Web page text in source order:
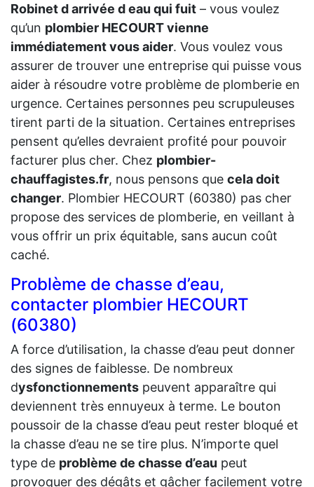
Robinet d arrivée d eau qui fuit – vous voulez
qu’un plombier HECOURT vienne
immédiatement vous aider. Vous voulez vous
assurer de trouver une entreprise qui puisse vous
aider à résoudre votre problème de plomberie en
urgence. Certaines personnes peu scrupuleuses
tirent parti de la situation. Certaines entreprises
pensent qu’elles devraient profité pour pouvoir
facturer plus cher. Chez plombier-
chauffagistes.fr, nous pensons que cela doit
changer. Plombier HECOURT (60380) pas cher
propose des services de plomberie, en veillant à
vous offrir un prix équitable, sans aucun coût
caché.
Problème de chasse d’eau,
contacter plombier HECOURT
(60380)
A force d’utilisation, la chasse d’eau peut donner
des signes de faiblesse. De nombreux
dysfonctionnements peuvent apparaître qui
deviennent très ennuyeux à terme. Le bouton
poussoir de la chasse d’eau peut rester bloqué et
la chasse d’eau ne se tire plus. N’importe quel
type de problème de chasse d’eau peut
provoquer des dégâts et gâcher facilement votre